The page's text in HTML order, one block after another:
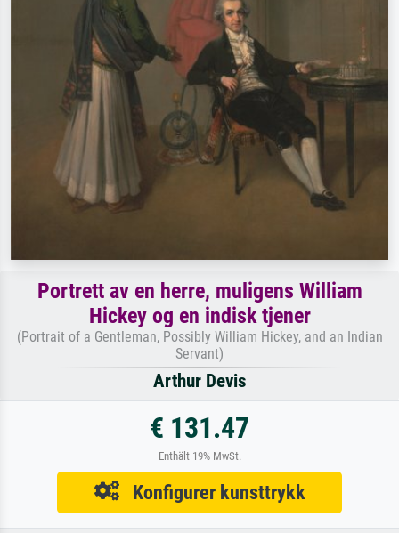
Portrett av en herre, muligens William
Hickey og en indisk tjener
(Portrait of a Gentleman, Possibly William Hickey, and an Indian
Servant)
Arthur Devis
€ 131.47
Enthält 19% MwSt.
Konfigurer kunsttrykk